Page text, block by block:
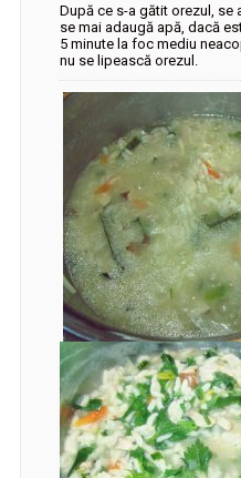
După ce s-a gătit orezul, se
se mai adaugă apă, dacă
5 minute la foc mediu
nu se lipească orezul.